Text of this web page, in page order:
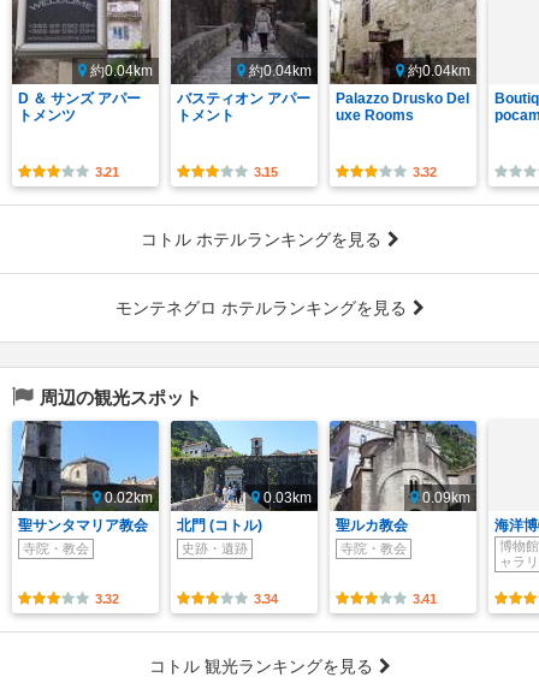
約0.04km
D ＆ サンズ アパー
トメンツ
3.21
約0.04km
バスティオン アパー
トメント
3.15
約0.04km
Palazzo Drusko Del
uxe Rooms
3.32
コトル ホテルランキングを見る
モンテネグロ ホテルランキングを見る
周辺の観光スポット
0.02km
聖サンタマリア教会
寺院・教会
3.32
0.03km
北門 (コトル)
史跡・遺跡
3.34
0.09km
聖ルカ教会
寺院・教会
3.41
海洋
博物
ャラ
コトル 観光ランキングを見る